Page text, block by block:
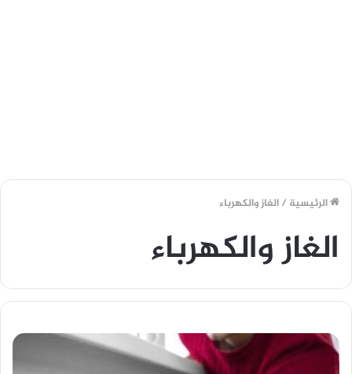
الرئيسية /الغاز والكهرباء
الغاز والكهرباء